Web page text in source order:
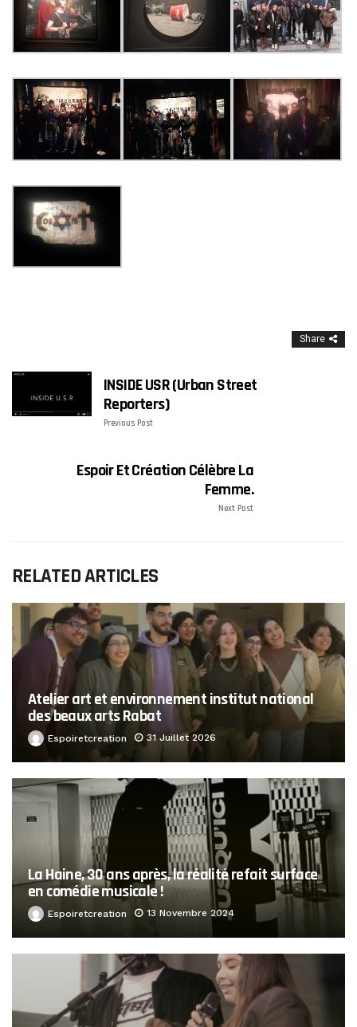
Share
INSIDE USR (Urban Street
Reporters)
Previous Post
Espoir Et Création Célèbre La
Femme.
Next Post
RELATED ARTICLES
Atelier art et environnement institut national
des beaux arts Rabat
Espoiretcreation 31 Juillet 2026
La Haine, 30 ans après, la réalité refait surface
en comédie musicale !
Espoiretcreation 13 Novembre 2024